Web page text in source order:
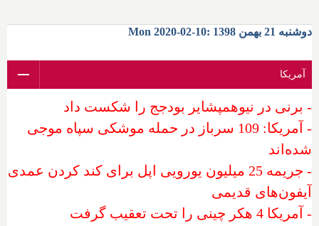
دوشنبه 21 بهمن 1398 :10-02-2020 Mon
آمریکا
- برنی در نیوهمپشایر بودجج را شکست داد
- آمریکا: 109 سرباز در حمله موشکی سپاه موجی
شده‌اند
- جریمه 25 میلیون یورویی اپل برای کند کردن عمدی
آیفون‌های قدیمی
- آمریکا 4 هکر چینی را تحت تعقیب گرفت